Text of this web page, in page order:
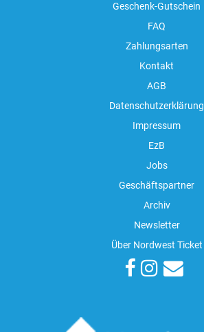
Geschenk-Gutschein
FAQ
Zahlungsarten
Kontakt
AGB
Datenschutzerklärung
Impressum
EzB
Jobs
Geschäftspartner
Archiv
Newsletter
Über Nordwest Ticket